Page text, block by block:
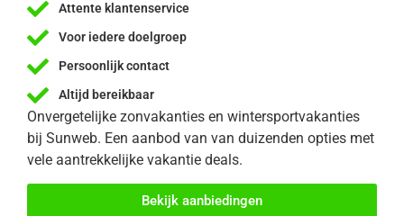
Attente klantenservice
Voor iedere doelgroep
Persoonlijk contact
Altijd bereikbaar
Onvergetelijke zonvakanties en wintersportvakanties
bij Sunweb. Een aanbod van van duizenden opties met
vele aantrekkelijke vakantie deals.
Bekijk aanbiedingen